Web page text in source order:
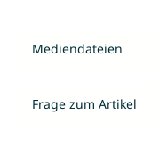
Mediendateien
Frage zum Artikel